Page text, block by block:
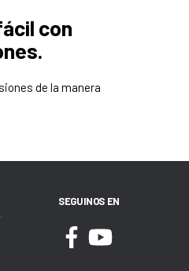
con
de la manera
SEGUINOS EN